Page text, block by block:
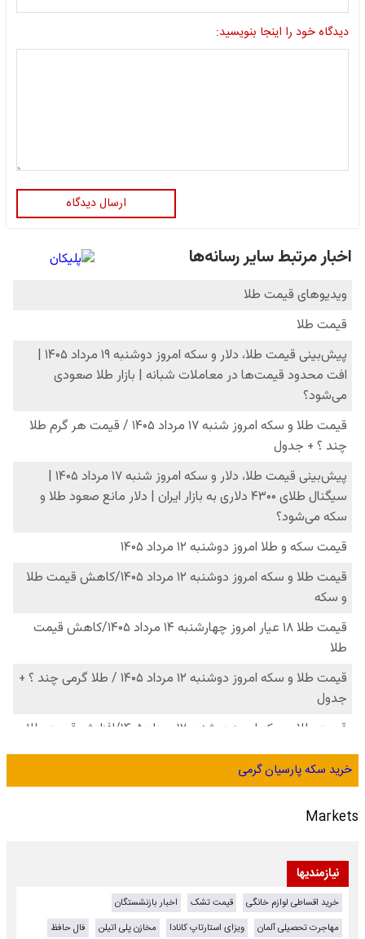
دیدگاه خود را اینجا بنویسید:
ارسال دیدگاه
خرید سکه پارسیان گرمی
Markets
نیازمندیها
خرید اقساطی لوازم خانگی قیمت تشک
اخبار بازنشستگان
مهاجرت تحصیلی آلمان
ویزای استارتاپ کانادا مخازن پلی اتیلن فال حافظ